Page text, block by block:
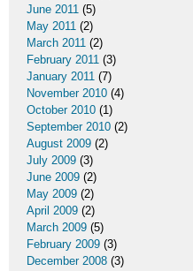
June 2011 (5)
May 2011 (2)
March 2011 (2)
February 2011 (3)
January 2011 (7)
November 2010 (4)
October 2010 (1)
September 2010 (2)
August 2009 (2)
July 2009 (3)
June 2009 (2)
May 2009 (2)
April 2009 (2)
March 2009 (5)
February 2009 (3)
December 2008 (3)